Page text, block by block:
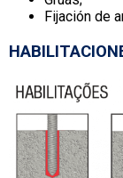
Fijación de